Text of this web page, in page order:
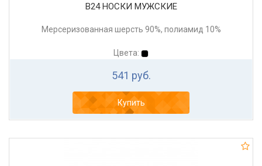
В24 НОСКИ МУЖСКИЕ
Мерсеризованная шерсть 90%, полиамид 10%
Цвета:
541 руб.
Купить